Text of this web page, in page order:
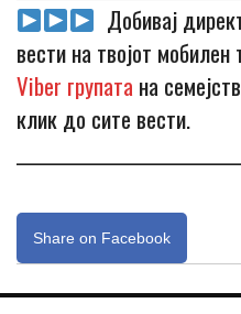
Добивај
вести на твојот
Viber групата на
клик до сите вести.
Share on Facebook